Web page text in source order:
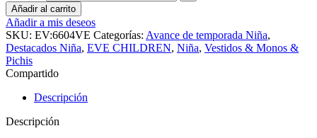
Añadir al carrito
Añadir a mis deseos
SKU: EV:6604VE Categorías: Avance de temporada Niña,
Destacados Niña, EVE CHILDREN, Niña, Vestidos & Monos &
Pichis
Compartido
Descripción
Descripción